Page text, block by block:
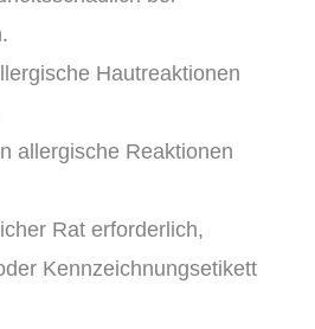
Hautreaktionen
allergische Reaktionen
Rat erforderlich,
Kennzeichnungsetikett